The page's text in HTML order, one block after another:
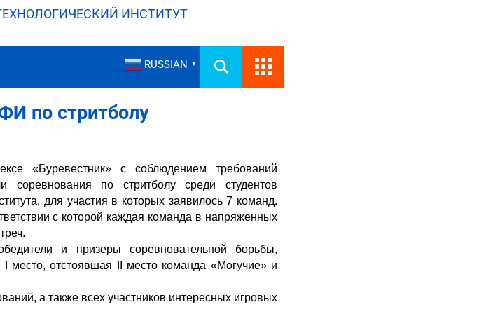
ИНСТИТУТ
RUSSIAN ▼
по стритболу
«Буревестник» с соблюдением требований
соревнования по стритболу среди студентов
для участия в которых заявилось 7 команд.
с которой каждая команда в напряженных
и призеры соревновательной борьбы,
место, отстоявшая II место команда «Могучие» и
а также всех участников интересных игровых